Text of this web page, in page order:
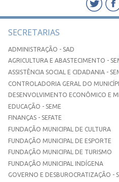
SECRETARIAS
ADMINISTRAÇÃO - SAD
AGRICULTURA E ABASTECIMENTO -
ASSISTÊNCIA SOCIAL E CIDADANIA -
CONTROLADORIA GERAL DO
DESENVOLVIMENTO ECONÔMICO E
EDUCAÇÃO - SEME
FINANÇAS - SEFATE
FUNDAÇÃO MUNICIPAL DE CULTURA
FUNDAÇÃO MUNICIPAL DE ESPORTE
FUNDAÇÃO MUNICIPAL DE TURISMO
FUNDAÇÃO MUNICIPAL INDÍGENA
GOVERNO E DESBUROCRATIZAÇÃO -